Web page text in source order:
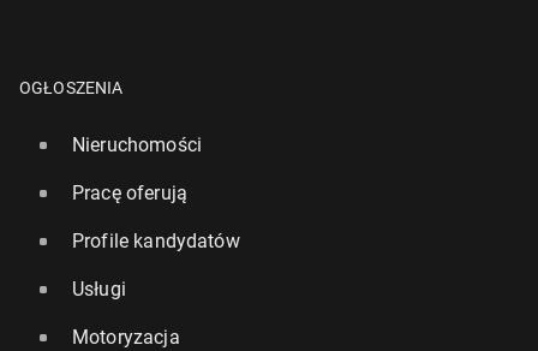
OGŁOSZENIA
Nieruchomości
Pracę oferują
Profile kandydatów
Usługi
Motoryzacja